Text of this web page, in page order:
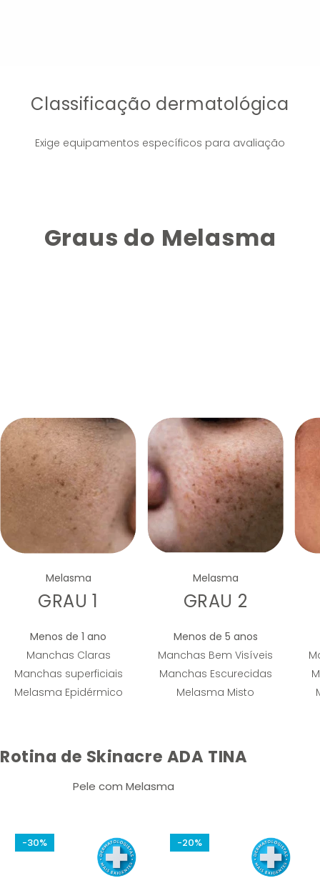
Classificação dermatológica
Exige equipamentos específicos para avaliação
Graus do Melasma
Melasma
GRAU 1
Menos de 1 ano
Manchas Claras
Manchas superficiais
Melasma Epidérmico
Melasma
GRAU 2
Menos de 5 anos
Manchas Bem Visíveis
Manchas Escurecidas
Melasma Misto
Rotina de Skinacre ADA TINA
Pele com Melasma
-30% -20%